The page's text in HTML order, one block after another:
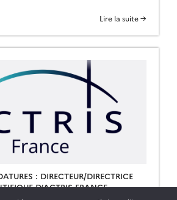
d’expérimentation en mesures
un contrat de deux ans dans le
Lire la suite →
: DIRECTEUR/DIRECTRICE
D’ACTRIS-FRANCE